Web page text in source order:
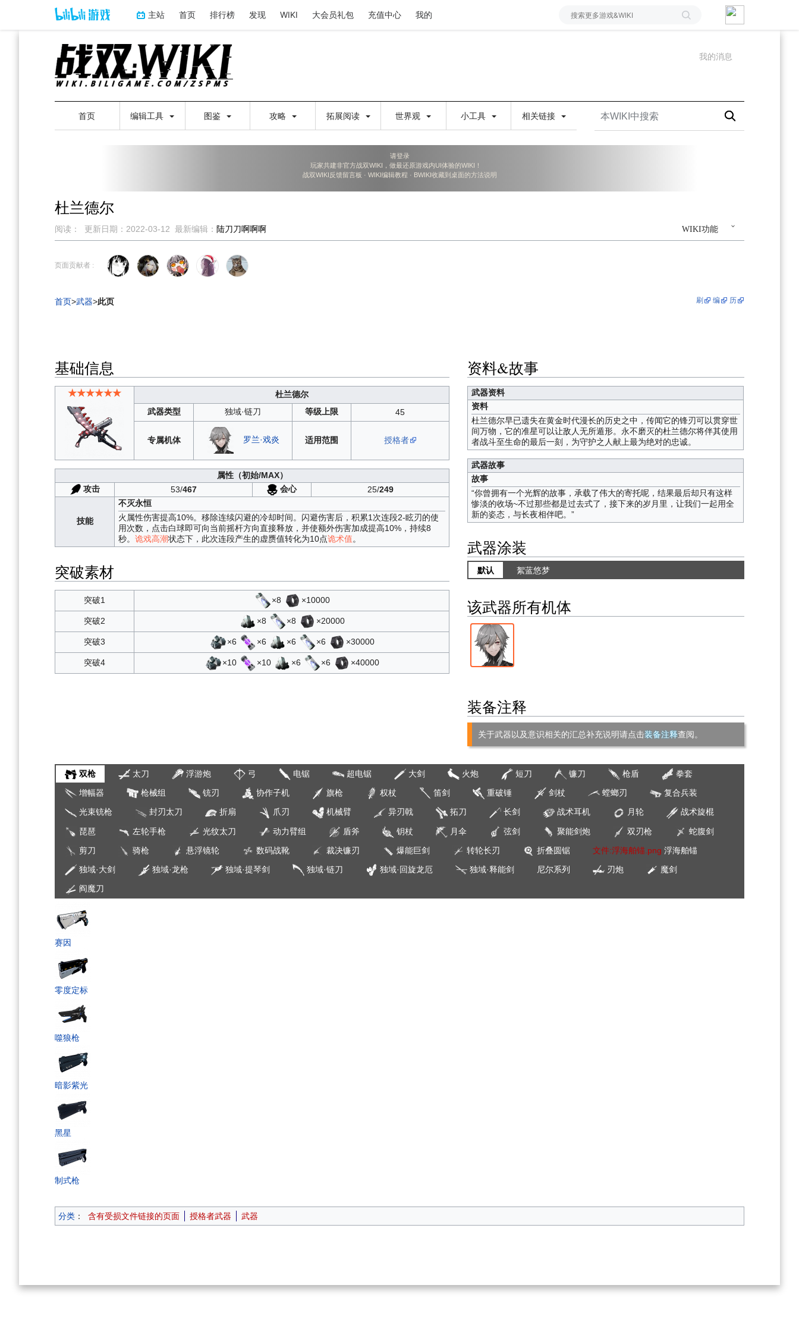
主站 首页 排行榜 发现 WIKI 大会员礼包 充值中心 我的
我的消息
首页 编辑工具 图鉴 攻略 拓展阅读 世界观 小工具 相关链接
请登录
玩家共建非官方战双WIKI，做最还原游戏内UI体验的WIKI！
战双WIKI反馈留言板 · WIKI编辑教程 · BWIKI收藏到桌面的方法说明
杜兰德尔
WIKI功能
阅读： 更新日期： 2022-03-12 最新编辑： 陆刀刀啊啊啊
到
到
页面贡献者 :
首页>武器>此页 刷 编 历
基础信息
★★★★★★
杜兰德尔
武器类型
独域·链刀 等级上限 45
专属机体 罗兰·戏炎 适用范围 授格者
属性（初始/MAX）
攻击
53/467 会心 25/249
技能
不灭永恒
火属性伤害提高10%。移除连续闪避的冷却时间。闪避伤害后，积累1次连段2-眩刃的使
用次数，点击白球即可向当前摇杆方向直接释放，并使额外伤害加成提高10%，持续8
秒。 诡戏高潮状态下，此次连段产生的虚赝值转化为10点诡术值。
突破素材
突破1 ×8 ×10000
突破2 ×8 ×8 ×20000
突破3 ×6 ×6 ×6 ×6 ×30000
突破4 ×10 ×10 ×6 ×6 ×40000
资料&故事
武器资料
资料
杜兰德尔早已遗失在黄金时代漫长的历史之中，传闻它的锋刃可以贯穿世
间万物，它的准星可以让敌人无所遁形。永不磨灭的杜兰德尔将伴其使用
者战斗至生命的最后一刻，为守护之人献上最为绝对的忠诚。
武器故事
故事
“你曾拥有一个光辉的故事，承载了伟大的寄托呢，结果最后却只有这样
惨淡的收场~不过那些都是过去式了，接下来的岁月里，让我们一起用全
新的姿态，与长夜相伴吧。”
武器涂装
默认 絮蓝悠梦
该武器所有机体
装备注释
关于武器以及意识相关的汇总补充说明请点击装备注释查阅。
双枪 太刀 浮游炮 弓 电锯 超电锯 大剑 火炮 短刀 镰刀 枪盾 拳套
增幅器 枪械组 铳刃 协作子机 旗枪 权杖 笛剑 重破锤 剑杖 螳螂刃 复合兵装
光束铳枪 封刃太刀 折扇 爪刃 机械臂 异刃戟 拓刀 长剑 战术耳机 月轮 战术旋棍
琵琶 左轮手枪 光纹太刀 动力臂组 盾斧 钥杖 月伞 弦剑 聚能剑炮 双刃枪 蛇腹剑
剪刀 骑枪 悬浮镜轮 数码战靴 裁决镰刃 爆能巨剑 转轮长刃 折叠圆锯 文件:浮海舶锚.png 浮海舶锚
独域·大剑 独域·龙枪 独域·提琴剑 独域·链刀 独域·回旋龙厄 独域·释能剑 尼尔系列 刃炮 魔剑
阎魔刀
赛因
零度定标
噬狼枪
暗影紫光
黑星
制式枪
分类 ： 含有受损文件链接的页面 授格者武器 武器